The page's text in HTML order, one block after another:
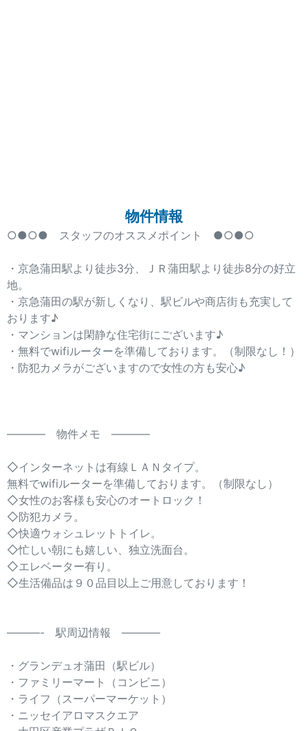
物件情報
○●○● スタッフのオススメポイント ●○●○
・京急蒲田駅より徒歩3分、ＪＲ蒲田駅より徒歩8分の好立
地。
・京急蒲田の駅が新しくなり、駅ビルや商店街も充実して
おります♪
・マンションは閑静な住宅街にございます♪
・無料でwifiルーターを準備しております。（制限なし！）
・防犯カメラがございますので女性の方も安心♪
———– 物件メモ ———–
◇インターネットは有線ＬＡＮタイプ。
無料でwifiルーターを準備しております。（制限なし）
◇女性のお客様も安心のオートロック！
◇防犯カメラ。
◇快適ウォシュレットトイレ。
◇忙しい朝にも嬉しい、独立洗面台。
◇エレベーター有り。
◇生活備品は９０品目以上ご用意しております！
———- 駅周辺情報 ———–
・グランデュオ蒲田（駅ビル）
・ファミリーマート（コンビニ）
・ライフ（スーパーマーケット）
・ニッセイアロマスクエア